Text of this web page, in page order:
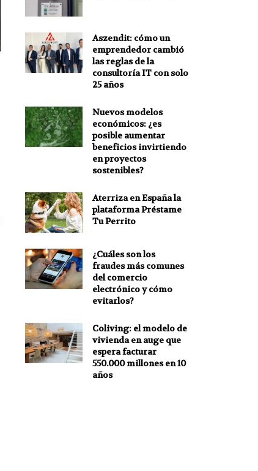
Aszendit: cómo un
emprendedor cambió
las reglas de la
consultoría IT con solo
25 años
Nuevos modelos
económicos: ¿es
posible aumentar
beneficios invirtiendo
en proyectos
sostenibles?
Aterriza en España la
plataforma Préstame
Tu Perrito
¿Cuáles son los
fraudes más comunes
del comercio
electrónico y cómo
evitarlos?
Coliving: el modelo de
vivienda en auge que
espera facturar
550.000 millones en 10
años